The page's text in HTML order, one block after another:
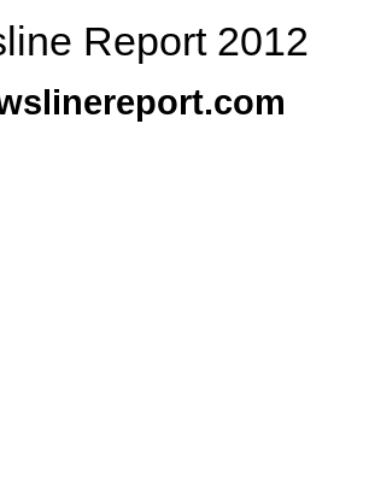
Report 2012